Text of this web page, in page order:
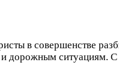
в совершенстве
и дорожным ситуациям.